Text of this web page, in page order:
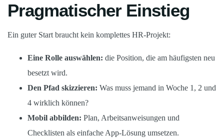
Pragmatischer Einstieg
Ein guter Start braucht kein komplettes HR-Projekt:
Eine Rolle auswählen: die Position, die am häufigsten neu
besetzt wird.
Den Pfad skizzieren: Was muss jemand in Woche 1, 2 und
4 wirklich können?
Mobil abbilden: Plan, Arbeitsanweisungen und
Checklisten als einfache App-Lösung umsetzen.